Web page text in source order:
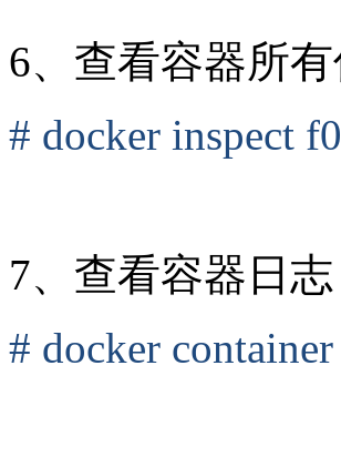
6、查看容器所
# docker inspect
7、查看容器日志
# docker